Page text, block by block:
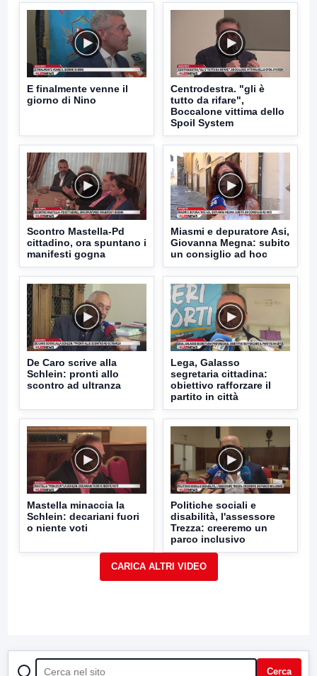
E finalmente venne il
giorno di Nino
Centrodestra. "gli è
tutto da rifare",
Boccalone vittima dello
Spoil System
Scontro Mastella-Pd
cittadino, ora spuntano i
manifesti gogna
Miasmi e depuratore Asi,
Giovanna Megna: subito
un consiglio ad hoc
De Caro scrive alla
Schlein: pronti allo
scontro ad ultranza
Lega, Galasso
segretaria cittadina:
obiettivo rafforzare il
partito in città
Mastella minaccia la
Schlein: decariani fuori
o niente voti
Politiche sociali e
disabilità, l'assessore
Trezza: creeremo un
parco inclusivo
CERCA Cerca